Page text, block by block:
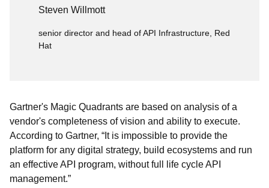
Steven Willmott
senior director and head of API Infrastructure, Red
Hat
Gartner's Magic Quadrants are based on analysis of a
vendor's completeness of vision and ability to execute.
According to Gartner, “It is impossible to provide the
platform for any digital strategy, build ecosystems and run
an effective API program, without full life cycle API
management.”